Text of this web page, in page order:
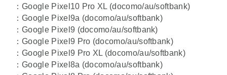
：Google Pixel10 Pro XL (docomo/au/softbank)
：Google Pixel9a (docomo/au/softbank)
：Google Pixel9 (docomo/au/softbank)
：Google Pixel9 Pro (docomo/au/softbank)
：Google Pixel9 Pro XL (docomo/au/softbank)
：Google Pixel8a (docomo/au/softbank)